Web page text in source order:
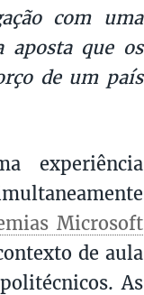
com uma
aposta que os
de um país
experiência
Microsoft
de aula
As